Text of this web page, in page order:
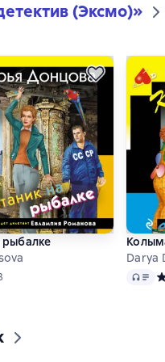
(Эксмо)»
рыбалке
рейтинг 4,7 на основе 53 оценок
Darya
Audio